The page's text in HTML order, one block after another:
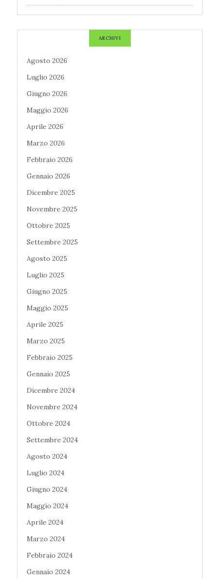
ARCHIVI
Agosto 2026
Luglio 2026
Giugno 2026
Maggio 2026
Aprile 2026
Marzo 2026
Febbraio 2026
Gennaio 2026
Dicembre 2025
Novembre 2025
Ottobre 2025
Settembre 2025
Agosto 2025
Luglio 2025
Giugno 2025
Maggio 2025
Aprile 2025
Marzo 2025
Febbraio 2025
Gennaio 2025
Dicembre 2024
Novembre 2024
Ottobre 2024
Settembre 2024
Agosto 2024
Luglio 2024
Giugno 2024
Maggio 2024
Aprile 2024
Marzo 2024
Febbraio 2024
Gennaio 2024